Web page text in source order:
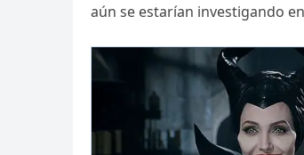
aún se estarían investigando